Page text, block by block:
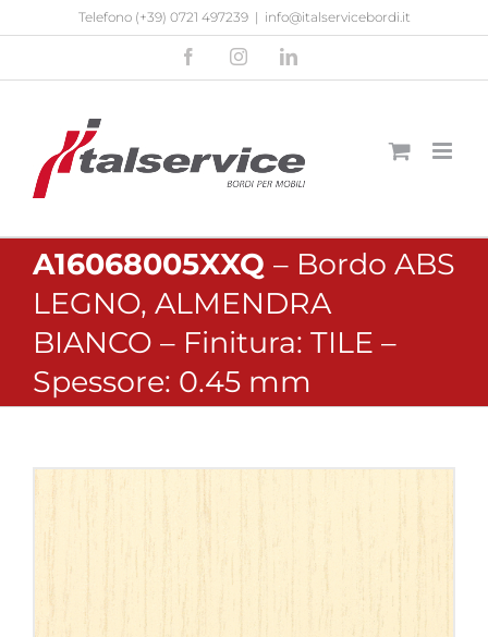
contenuto
Telefono (+39) 0721 497239 | info@italservicebordi.it
FacebookInstagramLinkedIn
A16068005XXQ – Bordo ABS
LEGNO, ALMENDRA
BIANCO – Finitura: TILE –
Spessore: 0.45 mm